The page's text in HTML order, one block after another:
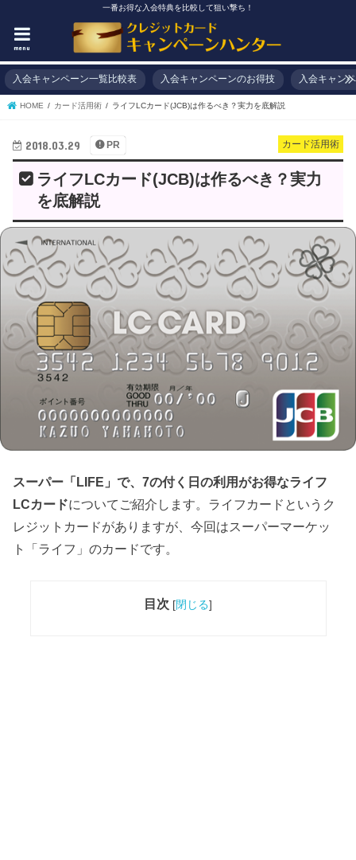
一番お得な入会特典を比較して狙い撃ち！
menu
入会キャンペーン一覧比較表 入会キャンペーンのお得技 入会キャン
HOME カード活用術 ライフLCカード(JCB)は作るべき？実力を底解説
カード活用術
2018.03.29 PR
ライフLCカード(JCB)は作るべき？実力
を底解説
スーパー「LIFE」で、7の付く日の利用がお得なライフ
LCカードについてご紹介します。ライフカードというク
レジットカードがありますが、今回はスーパーマーケッ
ト「ライフ」のカードです。
目次 [閉じる]